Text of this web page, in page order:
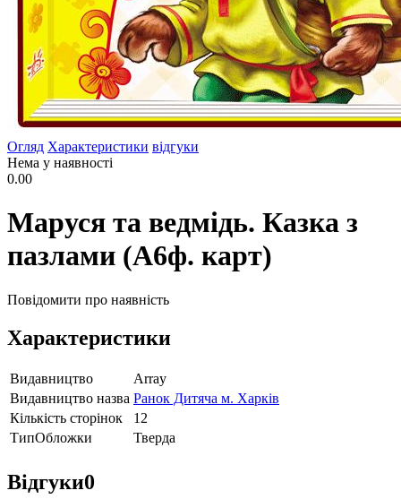
Огляд Характеристики відгуки
Нема у наявності
0.00
Маруся та ведмідь. Казка з
пазлами (А6ф. карт)
Повідомити про наявність
Характеристики
Видавництво
Array
Видавництво назва Ранок Дитяча м. Харків
Кількість сторінок
12
ТипОбложки
Тверда
Відгуки0